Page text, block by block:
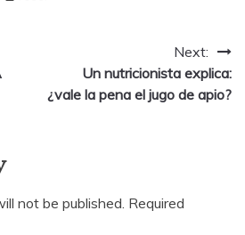
Next:
Un nutricionista explica:
¿vale la pena el jugo de apio?
not be published. Required